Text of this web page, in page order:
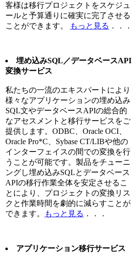
客様は移行プロジェクトをスケジュ
ールと予算通りに確実に完了させる
ことができます。
もっと見る ．．．
埋め込みSQL／データベースAPI
変換サービス
私たちの一流のエキスパートにより
様々なアプリケーションの埋め込み
SQL文やデータベースAPIの総合的
なアセスメントと移行サービスをご
提供します。ODBC、Oracle OCI、
Oracle Pro*C、Sybase CT/LIBや他の
インターフェイスの間での変換を行
うことが可能です。製品をチューニ
ングし埋め込みSQLとデータベース
APIの移行作業全体を安定させるこ
とにより、プロジェクトの変換リス
クと作業時間を劇的に減らすことが
できます。
もっと見る ．．．
アプリケーション移行サービス